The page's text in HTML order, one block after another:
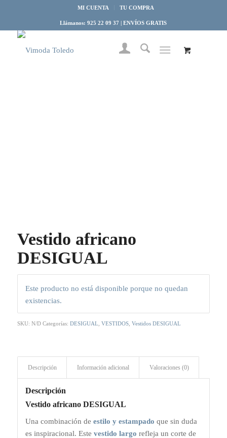
MI CUENTA TU COMPRA
Llámanos: 925 22 09 37 | ENVÍOS GRATIS
Vestido africano
DESIGUAL
Este producto no está disponible porque no quedan
existencias.
SKU: N/D Categorías: DESIGUAL VESTIDOS, Vestidos DESIGUAL
Descripción Información adicional Valoraciones (0)
Descripción
Vestido africano DESIGUAL
Una combinación de estilo y estampado que sin duda
es inspiracional. Este vestido largo refleja un corte de